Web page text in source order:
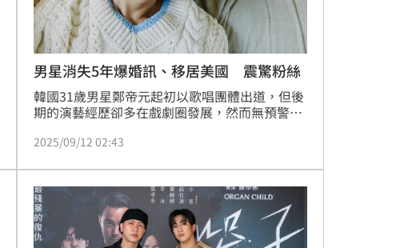
男星消失5年爆婚訊、移居美國 震驚粉絲
韓國31歲男星鄭帝元起初以歌唱團體出道，但後
期的演藝經歷卻多在戲劇圈發展，然而無預警刪
今仍讓許多粉絲想念，日前有粉絲在小紅書討論
要結婚了。蔡佩伶報導
2025/09/12 02:43